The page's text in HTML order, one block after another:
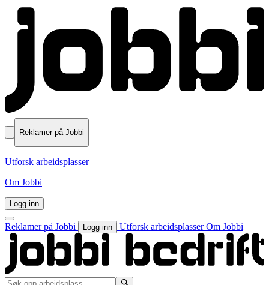
Reklamer på Jobbi
Utforsk arbeidsplasser
Om Jobbi
Logg inn
Reklamer på Jobbi Logg inn Utforsk arbeidsplasserOm Jobbi